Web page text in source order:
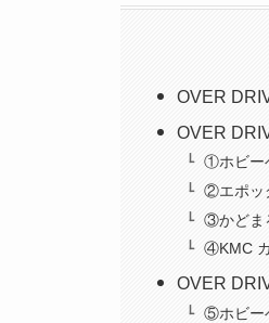
OVER
OVER
①ホビー
②エポッ
③かどま
④KMC
OVER
⑤ホビー